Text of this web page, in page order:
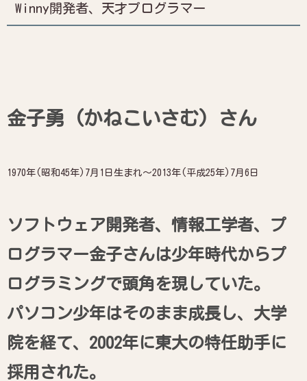
Winny開発者、天才プログラマー
金子勇 (かねこいさむ) さん
1970年(昭和45年)7月1日生まれ〜2013年(平成25年)7月6日
ソフトウェア開発者、情報工学者、プ
ログラマー金子さんは少年時代からプ
ログラミングで頭角を現していた。
パソコン少年はそのまま成長し、大学
院を経て、2002年に東大の特任助手に
採用された。